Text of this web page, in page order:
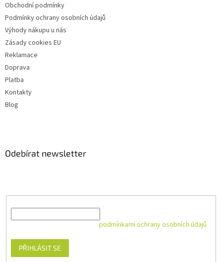
Obchodní podmínky
Podmínky ochrany osobních údajů
Výhody nákupu u nás
Zásady cookies EU
Reklamace
Doprava
Platba
Kontakty
Blog
Odebírat newsletter
podmínkami ochrany osobních údajů
PŘIHLÁSIT SE